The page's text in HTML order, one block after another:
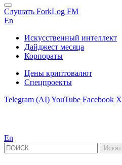
Слушать ForkLog FM
En
Искусственный интеллект
Дайджест месяца
Корпораты
Цены криптовалют
Спецпроекты
Telegram (AI)YouTube Facebook X
En